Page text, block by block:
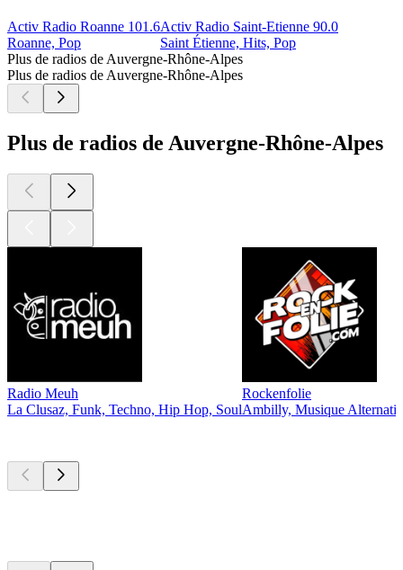
Activ Radio Roanne 101.6
Roanne, Pop
Activ Radio Saint-Etienne 90.0
Saint Étienne, Hits, Pop
Plus de radios de Auvergne-Rhône-Alpes
Plus de radios de Auvergne-Rhône-Alpes
Plus de radios de Auvergne-Rhône-Alpes
Radio Meuh
La Clusaz, Funk, Techno, Hip Hop, Soul
Rockenfolie
Ambilly, Musique